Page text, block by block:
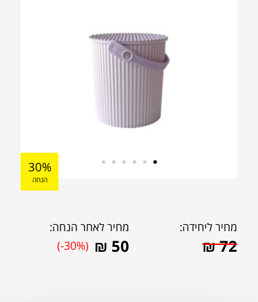
30%
הנחה
מחיר ליחידה:
₪72
מחיר לאחר הנחה:
₪ 50
(-30%)